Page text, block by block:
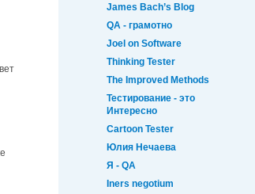
James Bach’s Blog
QA - грамотно
Joel on Software
Thinking Tester
The Improved Methods
Тестирование - это
Интересно
Cartoon Tester
Юлия Нечаева
Я - QA
Iners negotium